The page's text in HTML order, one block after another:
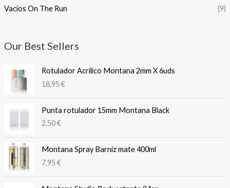
Vacíos On The Run (9)
Our Best Sellers
Rotulador Acrílico Montana 2mm X 6uds
18,95€
Punta rotulador 15mm Montana Black
2,50€
Montana Spray Barniz mate 400ml
7,95€